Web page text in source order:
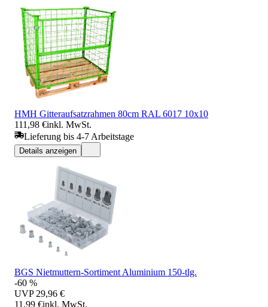
HMH Gitteraufsatzrahmen 80cm RAL 6017 10x10
111,98 €inkl. MwSt.
Lieferung bis 4-7 Arbeitstage
Details anzeigen
BGS Nietmuttern-Sortiment Aluminium 150-tlg.
-60 %
UVP 29,96 €
11,99 €inkl. MwSt.